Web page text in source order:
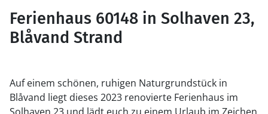
Ferienhaus 60148 in Solhaven 23,
Blåvand Strand
Auf einem schönen, ruhigen Naturgrundstück in
Blåvand liegt dieses 2023 renovierte Ferienhaus im